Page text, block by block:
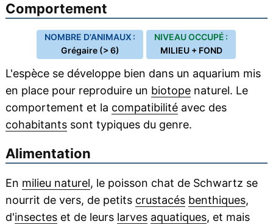
Comportement
NOMBRE D'ANIMAUX :
Grégaire (> 6)
NIVEAU OCCUPÉ :
MILIEU + FOND
L'espèce se développe bien dans un aquarium mis
en place pour reproduire un biotopenaturel. Le
comportement et la compatibilitéavec des
cohabitantssont typiques du genre.
Alimentation
En milieu naturel, le poisson chat de Schwartz se
nourrit de vers, de petits crustacés benthiques,
d'insecteset de leurs larves aquatiques, et mais